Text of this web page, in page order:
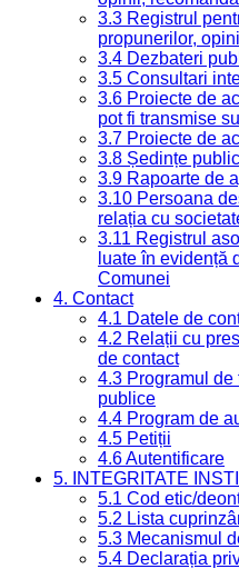
3.3 Registrul
propunerilor,
3.4 Dezbateri
3.5 Consultari
3.6 Proiecte de
pot fi transmise
3.7 Proiecte de
3.8 Ședințe
3.9 Rapoarte de
3.10 Persoana
relația cu
3.11 Registrul
luate în evidență
Comunei
4. Contact
4.1 Datele de
4.2 Relații cu
de contact
4.3 Programul
publice
4.4 Program de
4.5 Petiții
4.6 Autentificare
5. INTEGRITATE
5.1 Cod etic/
5.2 Lista
5.3 Mecanismul
5.4 Declarația